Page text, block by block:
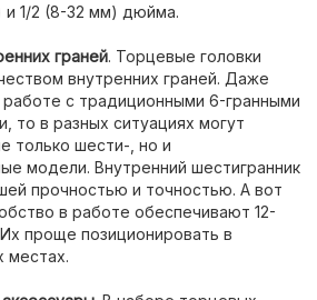
1/2 (8-32 мм) дюйма.
граней. Торцевые головки
внутренних граней. Даже
с традиционными 6-гранными
то в разных ситуациях могут
только шести-, но и
модели. Внутренний шестигранник
прочностью и точностью. А вот
в работе обеспечивают 12-
проще позиционировать в
местах.